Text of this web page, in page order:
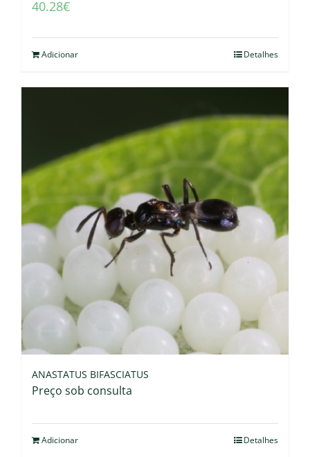
40.28€
Adicionar Detalhes
ANASTATUS BIFASCIATUS
Preço sob consulta
Adicionar Detalhes